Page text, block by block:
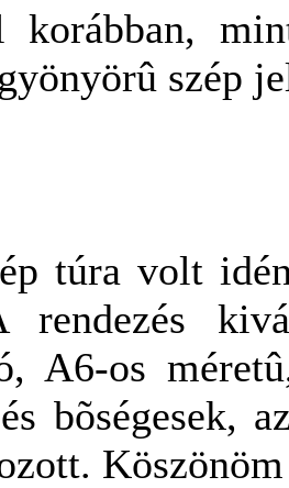
korábban,
szép
túra volt
rendezés
A6-os
bõségesek,